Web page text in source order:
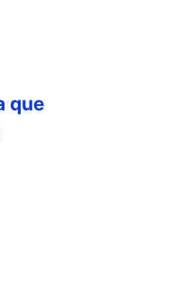
que